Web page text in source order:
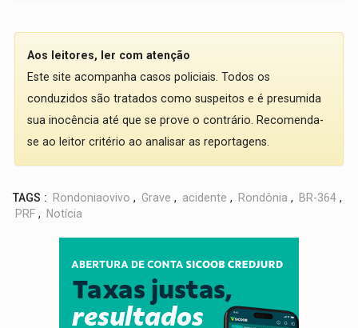
Aos leitores, ler com atenção
Este site acompanha casos policiais. Todos os
conduzidos são tratados como suspeitos e é presumida
sua inocência até que se prove o contrário. Recomenda-
se ao leitor critério ao analisar as reportagens.
TAGS : Rondoniaovivo , Grave , acidente , Rondônia , BR-364 ,
PRF , Notícia